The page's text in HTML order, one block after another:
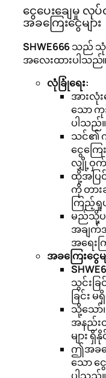
ငွေပေးချေမှု လု
အခကြေးငွေများ
SHWE666သည် သုံး
အလေးထားပါသည်။
လုံခြုံရေး:
အားလုံး
သော ကု
ပါသည်။
သင်၏
ငွေကြ
လျှို့ဝှက်
ထို့အပြ
ကို တား
ကြည့်ရှု
မည်သို့ပ
အချက်
အရေး
အခကြေးငွေမ
သွင်းခ
ခြင်း မ
သို့သော်
အနည်း
များ ရှိ
ဤအခက
သော ငွ